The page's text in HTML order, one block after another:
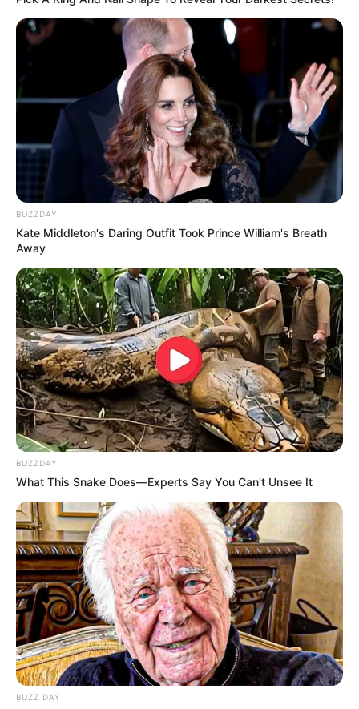
TAGS
ΕΥΒΟΙΑ
ΠΑΡΑΛΙΕΣ ΕΥΒΟΙΑΣ ΤΑΞΙΔΙ
BUZZDAY
Kate Middleton's Daring Outfit Took Prince William's Breath
Away
BUZZDAY
What This Snake Does—Experts Say You Can't Unsee It
BUZZ DAY